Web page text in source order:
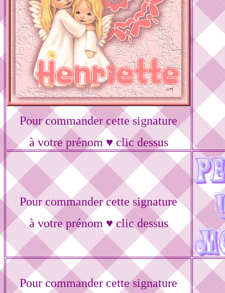
Pour commander cette signature
à votre prénom ♥ clic dessus
Pour commander cette signature
à votre prénom ♥ clic dessus
Pour commander cette signature